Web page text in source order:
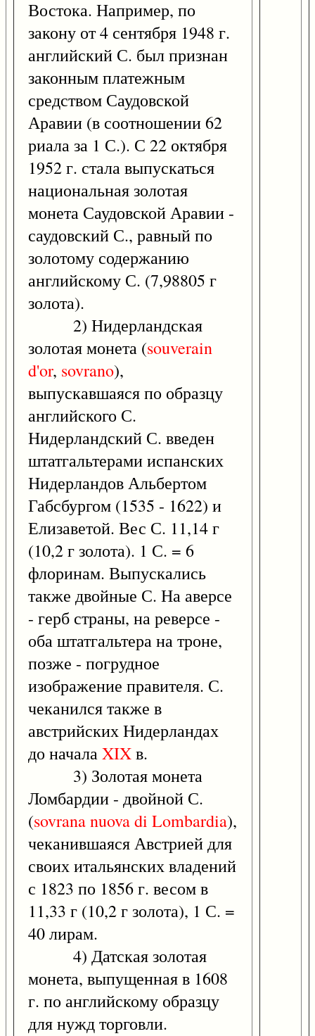
Востока. Например, по
закону от 4 сентября 1948 г.
английский С. был признан
законным платежным
средством Саудовской
Аравии (в соотношении 62
риала за 1 С.). С 22 октября
1952 г. стала выпускаться
национальная золотая
монета Саудовской Аравии -
саудовский С., равный по
золотому содержанию
английскому С. (7,98805 г
золота).
2) Нидерландская
золотая монета (souverain
d'or, sovrano),
выпускавшаяся по образцу
английского С.
Нидерландский С. введен
штатгальтерами испанских
Нидерландов Альбертом
Габсбургом (1535 - 1622) и
Елизаветой. Вес С. 11,14 г
(10,2 г золота). 1 С. = 6
флоринам. Выпускались
также двойные С. На аверсе
- герб страны, на реверсе -
оба штатгальтера на троне,
позже - погрудное
изображение правителя. С.
чеканился также в
австрийских Нидерландах
до началаXIXв.
3) Золотая монета
Ломбардии - двойной С.
(sovrananuovadi Lombardia),
чеканившаяся Австрией для
своих итальянских владений
с 1823 по 1856 г. весом в
11,33 г (10,2 г золота), 1 С. =
40 лирам.
4) Датская золотая
монета, выпущенная в 1608
г. по английскому образцу
для нужд торговли.